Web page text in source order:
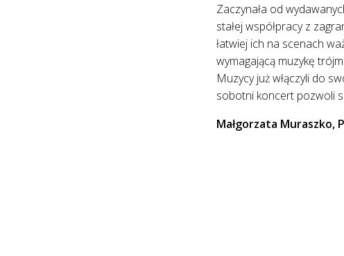
Zaczynała od
stałej współpracy z
łatwiej ich na scenach
wymagającą muzykę
Muzycy już włączyli do
sobotni koncert pozwoli
Małgorzata Muraszko,